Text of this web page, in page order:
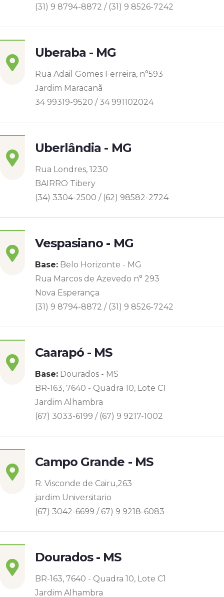
(31) 9 8794-8872 / (31) 9 8526-7242
Uberaba - MG
Rua Adail Gomes Ferreira, n°593
Jardim Maracanã
34 99319-9520 / 34 991102024
Uberlândia - MG
Rua Londres, 1230
BAIRRO Tibery
(34) 3304-2500 / (62) 98582-2724
Vespasiano - MG
Base: Belo Horizonte - MG
Rua Marcos de Azevedo n° 293
Nova Esperança
(31) 9 8794-8872 / (31) 9 8526-7242
Caarapó - MS
Base: Dourados - MS
BR-163, 7640 - Quadra 10, Lote C1
Jardim Alhambra
(67) 3033-6199 / (67) 9 9217-1002
Campo Grande - MS
R. Visconde de Cairu,263
jardim Universitario
(67) 3042-6699 / 67) 9 9218-6083
Dourados - MS
BR-163, 7640 - Quadra 10, Lote C1
Jardim Alhambra